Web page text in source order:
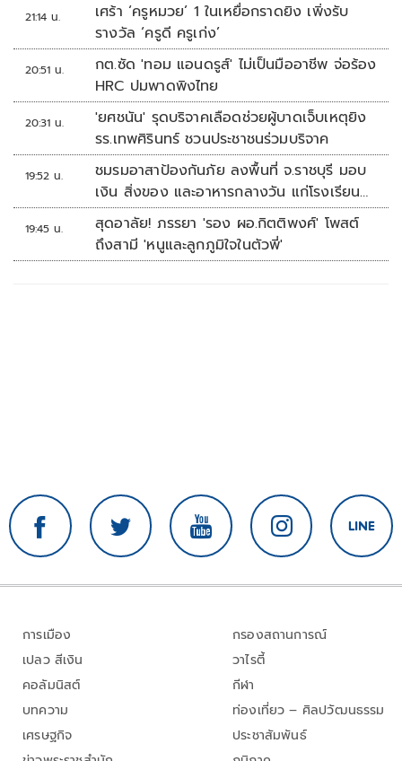
21:14 น.
เศร้า ‘ครูหมวย’ 1 ในเหยื่อกราดยิง เพิ่งรับ
รางวัล ‘ครูดี ครูเก่ง’
20:51 น.
กต.ซัด 'ทอม แอนดรูส์' ไม่เป็นมืออาชีพ จ่อร้อง
HRC ปมพาดพิงไทย
20:31 น.
'ยศชนัน' รุดบริจาคเลือดช่วยผู้บาดเจ็บเหตุยิง
รร.เทพศิรินทร์ ชวนประชาชนร่วมบริจาค
19:52 น.
ชมรมอาสาป้องกันภัย ลงพื้นที่ จ.ราชบุรี มอบ
เงิน สิ่งของ และอาหารกลางวัน แก่โรงเรียน
บ้านหนองน้ำใส
19:45 น.
สุดอาลัย! ภรรยา 'รอง ผอ.กิตติพงศ์' โพสต์
ถึงสามี 'หนูและลูกภูมิใจในตัวพี่'
การเมือง
เปลว สีเงิน
คอลัมนิสต์
บทความ
เศรษฐกิจ
กรองสถานการณ์
วาไรตี้
กีฬา
ท่องเที่ยว – ศิลปวัฒนธรรม
ประชาสัมพันธ์